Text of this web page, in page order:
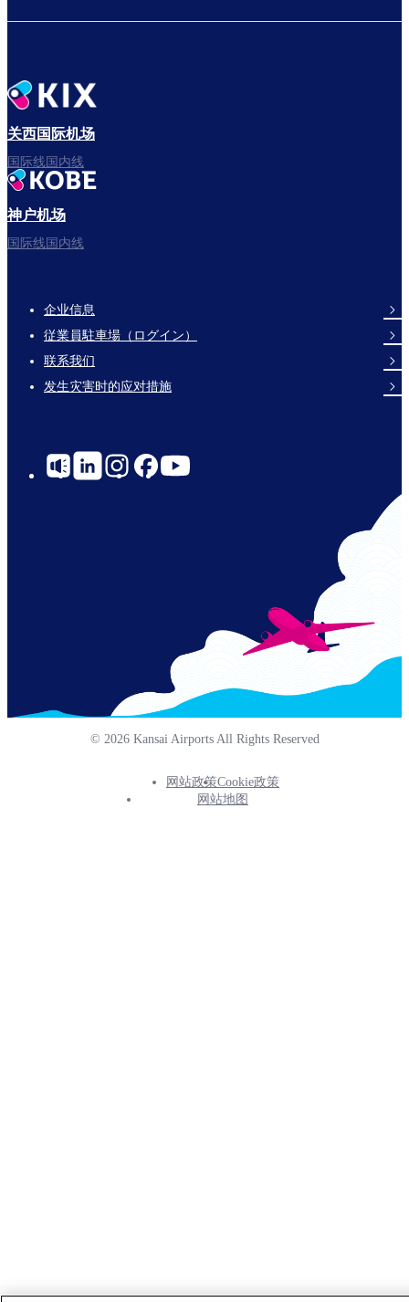
前往登机门
祝您旅途愉快。
关西国际机场
国际线国内线
神户机场
国际线国内线
Footer
Links
企业信息
従業員駐車場（ログイン）
联系我们
发生灾害时的应对措施
Social
© 2026 Kansai Airports All Rights Reserved
Footer
网站政策Cookie政策
网站地图